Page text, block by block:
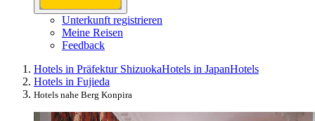
Unterkunft registrieren
Meine Reisen
Feedback
Hotels in Präfektur ShizuokaHotels in JapanHotels
Hotels in Fujieda
Hotels nahe Berg Konpira